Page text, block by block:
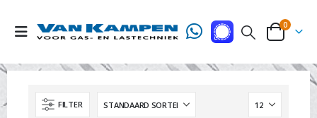
0
FILTER